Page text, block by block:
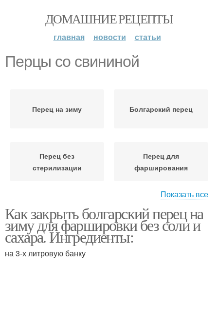
ДОМАШНИЕ РЕЦЕПТЫ
главная новости статьи
Перцы со свининой
Перец на зиму Болгарский перец
Перец без
стерилизации
Перец для
фарширования
Консервированные
перцы
Перцы на зиму
Показать все
Как закрыть болгарский перец на
зиму для фаршировки без соли и
сахара. Ингредиенты:
на 3-х литровую банку